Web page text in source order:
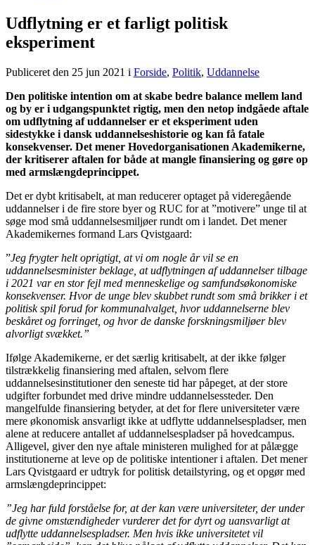
Udflytning er et farligt politisk
eksperiment
Publiceret den 25 jun 2021 i Forside, Politik, Uddannelse
Den politiske intention om at skabe bedre balance mellem land
og by er i udgangspunktet rigtig, men den netop indgåede aftale
om udflytning af uddannelser er et eksperiment uden
sidestykke i dansk uddannelseshistorie og kan få fatale
konsekvenser. Det mener Hovedorganisationen Akademikerne,
der kritiserer aftalen for både at mangle finansiering og gøre op
med armslængdeprincippet.
Det er dybt kritisabelt, at man reducerer optaget på videregående
uddannelser i de fire store byer og RUC for at ”motivere” unge til at
søge mod små uddannelsesmiljøer rundt om i landet. Det mener
Akademikernes formand Lars Qvistgaard:
”Jeg frygter helt oprigtigt, at vi om nogle år vil se en
uddannelsesminister beklage, at udflytningen af uddannelser tilbage
i 2021 var en stor fejl med menneskelige og samfundsøkonomiske
konsekvenser. Hvor de unge blev skubbet rundt som små brikker i et
politisk spil forud for kommunalvalget, hvor uddannelserne blev
beskåret og forringet, og hvor de danske forskningsmiljøer blev
alvorligt svækket.”
Ifølge Akademikerne, er det særlig kritisabelt, at der ikke følger
tilstrækkelig finansiering med aftalen, selvom flere
uddannelsesinstitutioner den seneste tid har påpeget, at der store
udgifter forbundet med drive mindre uddannelsessteder. Den
mangelfulde finansiering betyder, at det for flere universiteter være
mere økonomisk ansvarligt ikke at udflytte uddannelsespladser, men
alene at reducere antallet af uddannelsespladser på hovedcampus.
Alligevel, giver den nye aftale ministeren mulighed for at pålægge
institutionerne at leve op de politiske intentioner i aftalen. Det mener
Lars Qvistgaard er udtryk for politisk detailstyring, og et opgør med
armslængdeprincippet:
”Jeg har fuld forståelse for, at der kan være universiteter, der under
de givne omstændigheder vurderer det for dyrt og uansvarligt at
udflytte uddannelsespladser. Men hvis ikke universitetet vil